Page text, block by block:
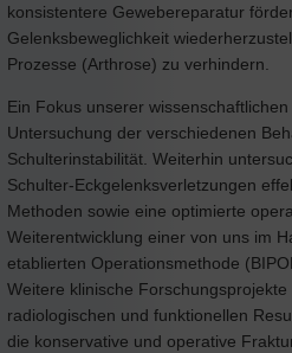
konsistentere Gewebereparatur
Gelenksbeweglichkeit
Prozesse (Arthrose) zu verhindern.
Ein Fokus unserer
Untersuchung der verschiedenen
Schulterinstabilität. Weiterhin
Schulter-Eckgelenksverletzungen
Methoden sowie eine optimierte
Weiterentwicklung einer von uns im
etablierten Operationsmethode
Weitere klinische
radiologischen und funktionellen
die konservative und operative